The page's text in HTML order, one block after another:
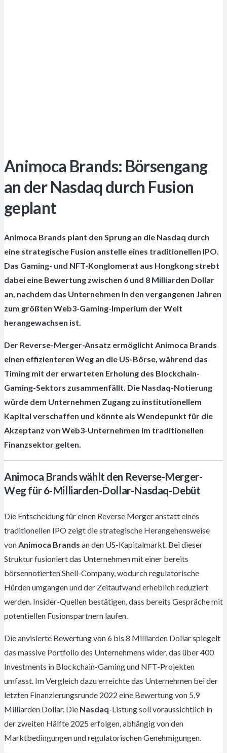
Animoca Brands: Börsengang
an der Nasdaq durch Fusion
geplant
Animoca Brands plant den Sprung an die Nasdaq durch
eine strategische Fusion anstelle eines traditionellen IPO.
Das Gaming- und NFT-Konglomerat aus Hongkong strebt
dabei eine Bewertung zwischen 6 und 8 Milliarden Dollar
an, nachdem das Unternehmen in den vergangenen Jahren
zum größten Web3-Gaming-Imperium der Welt
herangewachsen ist.
Der Reverse-Merger-Ansatz ermöglicht Animoca Brands
einen effizienteren Weg an die US-Börse, während das
Timing mit der erwarteten Erholung des Blockchain-
Gaming-Sektors zusammenfällt. Die Nasdaq-Notierung
würde dem Unternehmen Zugang zu institutionellem
Kapital verschaffen und könnte als Wendepunkt für die
Akzeptanz von Web3-Unternehmen im traditionellen
Finanzsektor gelten.
Animoca Brands wählt den Reverse-Merger-
Weg für 6-Milliarden-Dollar-Nasdaq-Debüt
Die Entscheidung für einen Reverse Merger anstatt eines
traditionellen IPO zeigt die strategische Herangehensweise
von Animoca Brands an den US-Kapitalmarkt. Bei dieser
Struktur fusioniert das Unternehmen mit einer bereits
börsennotierten Shell-Company, wodurch regulatorische
Hürden umgangen und der Zeitaufwand erheblich reduziert
werden. Insider-Quellen bestätigen, dass bereits Gespräche mit
potentiellen Fusionspartnern laufen.
Die anvisierte Bewertung von 6 bis 8 Milliarden Dollar spiegelt
das massive Portfolio des Unternehmens wider, das über 400
Investments in Blockchain-Gaming und NFT-Projekten
umfasst. Im Vergleich dazu erreichte das Unternehmen bei der
letzten Finanzierungsrunde 2022 eine Bewertung von 5,9
Milliarden Dollar. Die Nasdaq-Listung soll voraussichtlich in
der zweiten Hälfte 2025 erfolgen, abhängig von den
Marktbedingungen und regulatorischen Genehmigungen.